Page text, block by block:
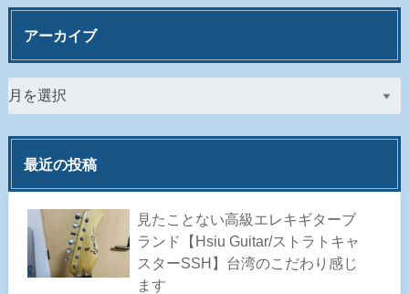
アーカイブ
最近の投稿
見たことない高級エレキギターブ
ランド【Hsiu Guitar/ストラトキャ
スターSSH】台湾のこだわり感じ
ます